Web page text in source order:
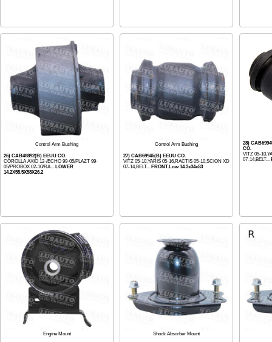
Control Arm Bushing
26) CAB48892(B) EEUU CO.
COROLLA AXIO 12-/ECHO 99-05/PLAZT 99-
05/PROBOX 02-10/RA... LOWER
14.2X55.5X58X26.2
Control Arm Bushing
27) CAB69945(B) EEUU CO.
VITZ 05-10,YARIS 05-16,RACTIS 05-10,SCION XD
07-14,BELT... FRONT.Low 14.3x34x53
28)
CO.
VITZ 05-
07-14,BELT...
Engine Mount Shock Absorber Mount